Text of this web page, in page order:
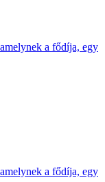
a fődíja, egy
a fődíja, egy